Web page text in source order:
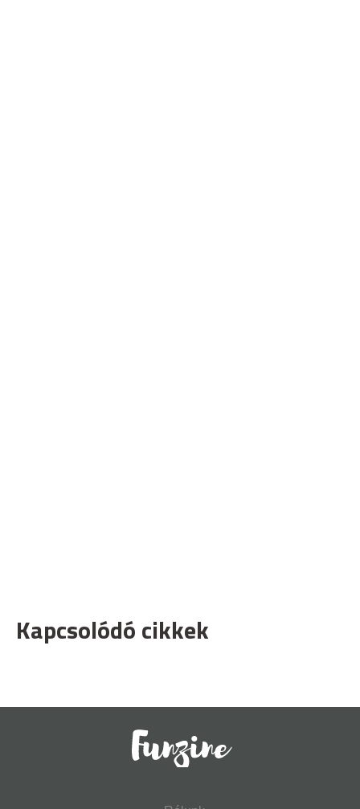
Kapcsolódó cikkek